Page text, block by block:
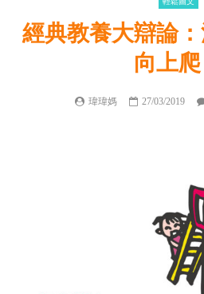
經典教養大辯論
向上爬
瑋瑋媽 27/03/2019